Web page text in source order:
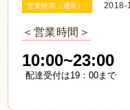
営業時間（通常） 2018-
＜営業時間＞
10:00~23:00
配達受付は19：00まで